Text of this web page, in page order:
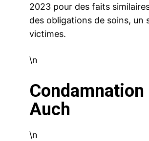
2023 pour des faits
des obligations de soins, un
victimes.
\n
Condamnation
Auch
\n